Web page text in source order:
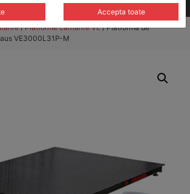
/Platforme cantarire VE/ Platforma de
VE3000L31P-M
Accepta toate